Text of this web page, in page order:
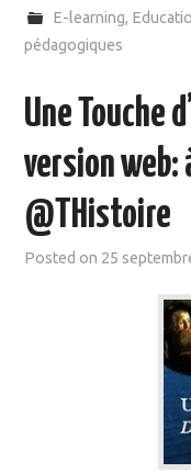
E-learning,
pédagogiques
Une Touche
version web:
@THistoire
Posted on 25